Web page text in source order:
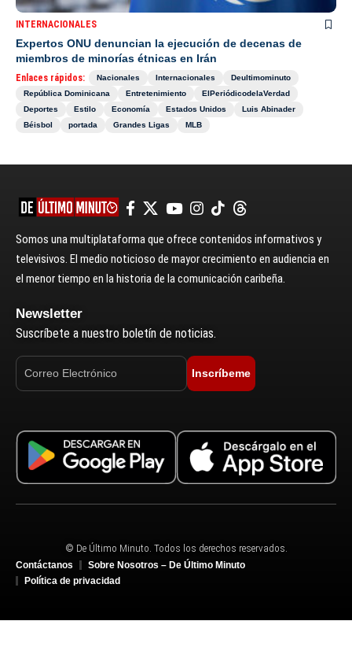
INTERNACIONALES
Expertos ONU denuncian la ejecución de decenas de
miembros de minorías étnicas en Irán
Enlaces rápidos: Nacionales Internacionales
Deultimominuto
República Dominicana
Entretenimiento
ElPeriódicodelaVerdad
Deportes
Estilo Economía Estados Unidos
Luis Abinader
Béisbol
portada Grandes Ligas MLB
Somos una multiplataforma que ofrece contenidos informativos y
televisivos. El medio noticioso de mayor crecimiento en audiencia en
el menor tiempo en la historia de la comunicación caribeña.
Newsletter
Suscríbete a nuestro boletín de noticias.
Inscríbeme
© De Último Minuto. Todos los derechos reservados.
Contáctanos
Sobre Nosotros – De Último Minuto
Política de privacidad